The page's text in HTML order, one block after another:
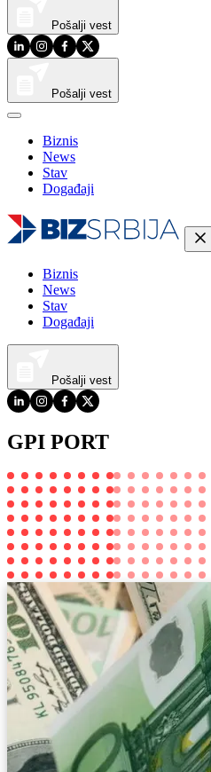
Pošalji vest
Pošalji vest
Biznis
News
Stav
Događaji
Biznis
News
Stav
Događaji
Pošalji vest
GPI PORT